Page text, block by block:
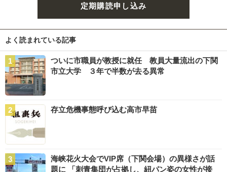
定期購読申し込み
よく読まれている記事
ついに市職員が教授に就任 教員大量流出の下関
市立大学 ３年で半数が去る異常
存立危機事態呼び込む高市早苗
海峡花火大会でVIP席（下関会場）の異様さが話
題に 「刺青集団が占拠し、紐パン姿の女性が接